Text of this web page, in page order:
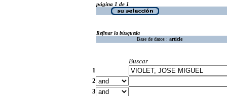
página 1 de 1
Refinar la búsqueda
Base de datos : article
Buscar
1
2
3